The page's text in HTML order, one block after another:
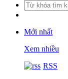
Mới nhất
Xem nhiều
RSS